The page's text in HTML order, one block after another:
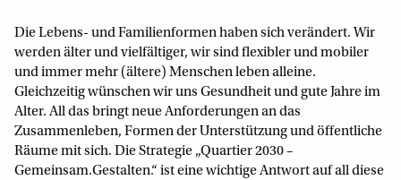
Die Lebens- und Familienformen haben sich verändert. Wir
werden älter und vielfältiger, wir sind flexibler und mobiler
und immer mehr (ältere) Menschen leben alleine.
Gleichzeitig wünschen wir uns Gesundheit und gute Jahre im
Alter. All das bringt neue Anforderungen an das
Zusammenleben, Formen der Unterstützung und öffentliche
Räume mit sich. Die Strategie „Quartier 2030 –
Gemeinsam.Gestalten.“ ist eine wichtige Antwort auf all diese